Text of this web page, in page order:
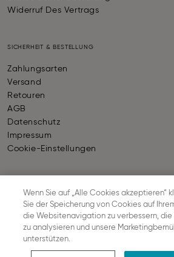
Widerruf Des Vertrags
SICHERHEIT & BESTELLUNG
Zahlungsarten
Versand
Retouren
AGB
Datenschutz
Impressum
Cookie-Einstellungen
Wenn Sie auf „Alle Cookies akzeptieren“
Sie der Speicherung von Cookies auf
die Websitenavigation zu verbessern,
zu analysieren und unsere
unterstützen.